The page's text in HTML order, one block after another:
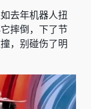
去年机器人扭
摔倒，下了节
，别碰伤了明